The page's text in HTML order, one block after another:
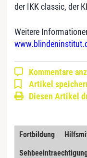
der IKK classic, der
Weitere
Kommentare
Artikel
Diesen Artikel
Fortbildung